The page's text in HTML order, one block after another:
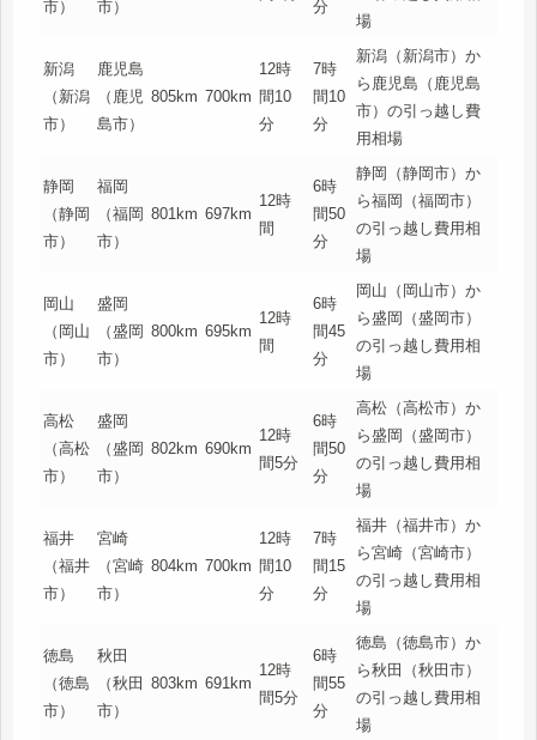
市）
市）
分
場
新潟
（新潟
市）
鹿児島
（鹿児
島市）
805km 700km
12時
間10
分
7時
間10
分
新潟（新潟市）か
ら鹿児島（鹿児島
市）の引っ越し費
用相場
静岡
（静岡
市）
福岡
（福岡
市）
801km 697km
12時
間
6時
間50
分
静岡（静岡市）か
ら福岡（福岡市）
の引っ越し費用相
場
岡山
（岡山
市）
盛岡
（盛岡
市）
800km 695km
12時
間
6時
間45
分
岡山（岡山市）か
ら盛岡（盛岡市）
の引っ越し費用相
場
高松
（高松
市）
盛岡
（盛岡
市）
802km 690km
12時
間5分
6時
間50
分
高松（高松市）か
ら盛岡（盛岡市）
の引っ越し費用相
場
福井
（福井
市）
宮崎
（宮崎
市）
804km 700km
12時
間10
分
7時
間15
分
福井（福井市）か
ら宮崎（宮崎市）
の引っ越し費用相
場
徳島
（徳島
市）
秋田
（秋田
市）
803km 691km
12時
間5分
6時
間55
分
徳島（徳島市）か
ら秋田（秋田市）
の引っ越し費用相
場